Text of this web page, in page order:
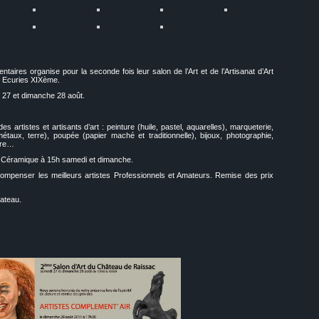
organise pour la seconde fois leur salon de l’Art et de l’Artisanat d’Art
XIXème.
et dimanche 28 août.
artistes et artisants d’art : peinture (huile, pastel, aquarelles), marqueterie,
terre), poupée (papier maché et traditionnelle), bijoux, photographie,
à 15h samedi et dimanche.
les meilleurs artistes Professionnels et Amateurs. Remise des prix